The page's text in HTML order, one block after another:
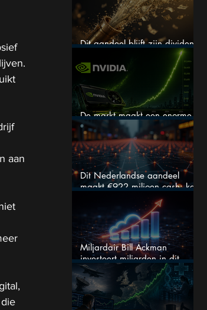
aan
Dit aandeel blijft zijn dividend
verhogen, wat er ook gebeurt
De markt maakt een enorme
fout bij Nvidia
Dit Nederlandse aandeel
maakt €922 miljoen cash: kan
dit dividendaandeel blijven
Miljardair Bill Ackman
investeert miljarden in dit
techaandeel